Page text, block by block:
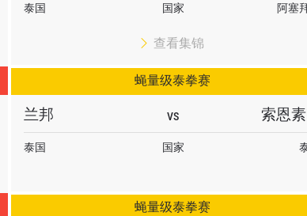
蝇量级泰拳赛
泰国 国家 阿塞
查看集锦
蝇量级泰拳赛
兰邦 VS 索恩
泰国 国家